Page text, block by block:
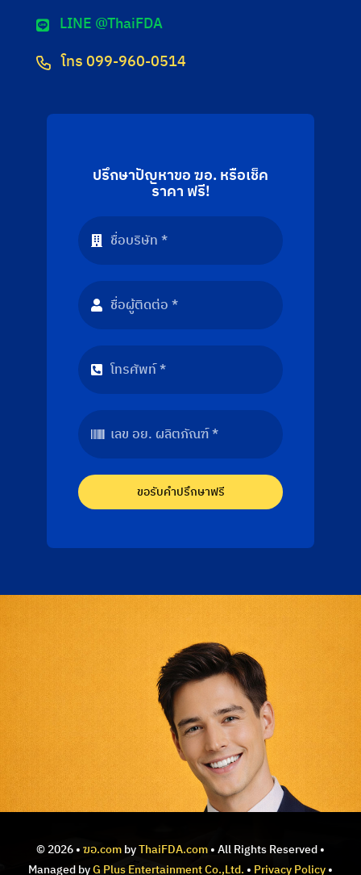
LINE @ThaiFDA
โทร 099-960-0514
ปรึกษาปัญหาขอ ฆอ. หรือเช็ค
ราคา ฟรี!
ขอรับคำปรึกษาฟรี
© 2026 •ฆอ.combyThaiFDA.com• All Rights Reserved •
Managed byG Plus Entertainment Co.,Ltd. • Privacy Policy•